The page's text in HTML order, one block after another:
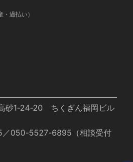
過払い）
砂1-24-20 ちくぎん福岡ビル
／050-5527-6895（相談受付